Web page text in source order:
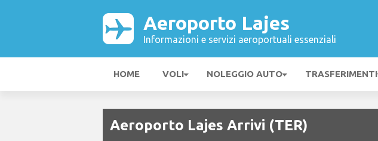
Aeroporto Lajes
Informazioni e servizi aeroportuali essenziali
HOME VOLI NOLEGGIO AUTO TRASFERIMENTI
Aeroporto Lajes Arrivi (TER)